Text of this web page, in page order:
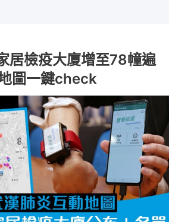
居檢疫大廈增至78幢遍
圖一鍵check